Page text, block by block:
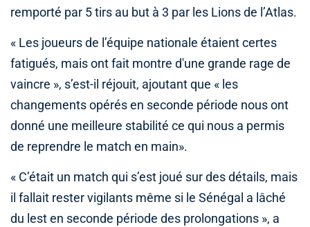
remporté par 5 tirs au but à 3 par les Lions de l’Atlas.
« Les joueurs de l’équipe nationale étaient certes
fatigués, mais ont fait montre d'une grande rage de
vaincre », s’est-il réjouit, ajoutant que « les
changements opérés en seconde période nous ont
donné une meilleure stabilité ce qui nous a permis
de reprendre le match en main».
« C’était un match qui s’est joué sur des détails, mais
il fallait rester vigilants même si le Sénégal a lâché
du lest en seconde période des prolongations », a